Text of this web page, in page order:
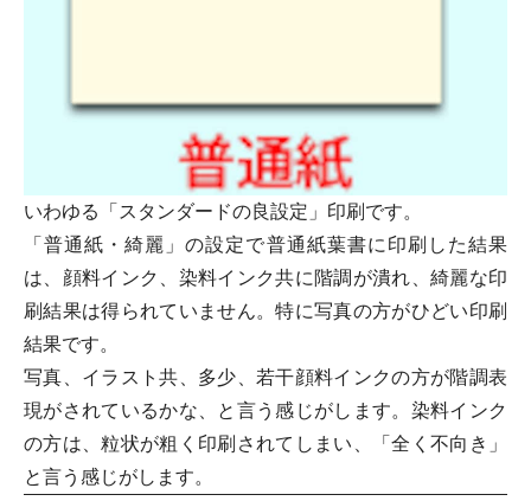
いわゆる「 スタンダードの良設定 」印刷です。
「普通紙・綺麗 」の設定で普通紙葉書に印刷した結果
は、顔料インク、染料インク共に階調が潰れ、綺麗な印
刷結果は得られていません。特に写真の方がひどい印刷
結果です。
写真、イラスト共、多少、若干顔料インクの方が階調表
現がされているかな、と言う感じがします。染料インク
の方は、粒状が粗く印刷されてしまい、「全く不向き 」
と言う感じがします。